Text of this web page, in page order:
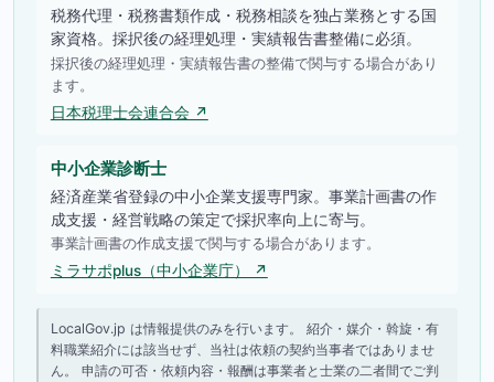
税務代理・税務書類作成・税務相談を独占業務とする国
家資格。採択後の経理処理・実績報告書整備に必須。
採択後の経理処理・実績報告書の整備で関与する場合があり
ます。
日本税理士会連合会 ↗
中小企業診断士
経済産業省登録の中小企業支援専門家。事業計画書の作
成支援・経営戦略の策定で採択率向上に寄与。
事業計画書の作成支援で関与する場合があります。
ミラサポplus（中小企業庁） ↗
LocalGov.jp は情報提供のみを行います。 紹介・媒介・斡旋・有
料職業紹介には該当せず、当社は依頼の契約当事者ではありませ
ん。 申請の可否・依頼内容・報酬は事業者と士業の二者間でご判